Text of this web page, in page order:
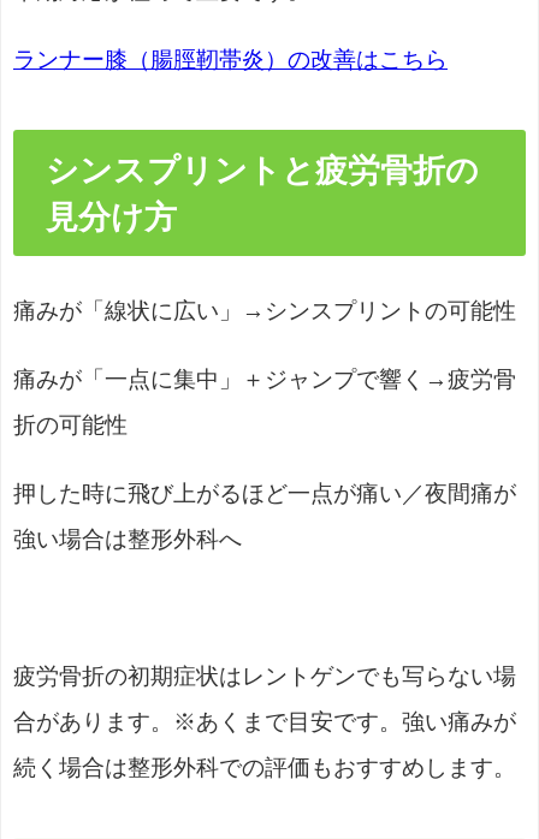
ランナー膝（腸脛靭帯炎）の改善はこちら
シンスプリントと疲労骨折の
見分け方
痛みが「線状に広い」→シンスプリントの可能性
痛みが「一点に集中」＋ジャンプで響く→疲労骨
折の可能性
押した時に飛び上がるほど一点が痛い／夜間痛が
強い場合は整形外科へ
疲労骨折の初期症状はレントゲンでも写らない場
合があります。※あくまで目安です。強い痛みが
続く場合は整形外科での評価もおすすめします。